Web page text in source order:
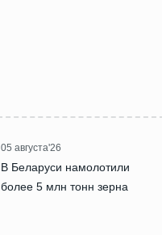
05 августа'26
В Беларуси намолотили
более 5 млн тонн зерна